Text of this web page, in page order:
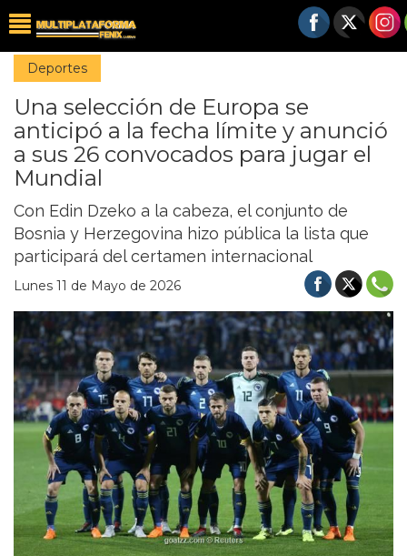
Deportes
Una selección de Europa se
anticipó a la fecha límite y anunció
a sus 26 convocados para jugar el
Mundial
Con Edin Dzeko a la cabeza, el conjunto de
Bosnia y Herzegovina hizo pública la lista que
participará del certamen internacional
Lunes 11 de Mayo de 2026